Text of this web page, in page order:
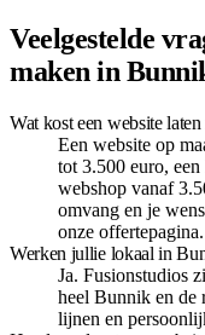
Veelgestelde
maken in
Wat kost een website
Een website op
tot 3.500 euro,
webshop vanaf
omvang en je
onze offertepagina.
Werken jullie lokaal in
Ja. Fusionstudios
heel Bunnik en de
lijnen en